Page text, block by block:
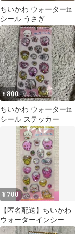
ちいかわ ウォーターin
シール うさぎ
¥800
ちいかわ ウォーターin
シール ステッカー
¥ 700
【匿名配送】ちいかわ
ウォーターインシール
ちいかわ